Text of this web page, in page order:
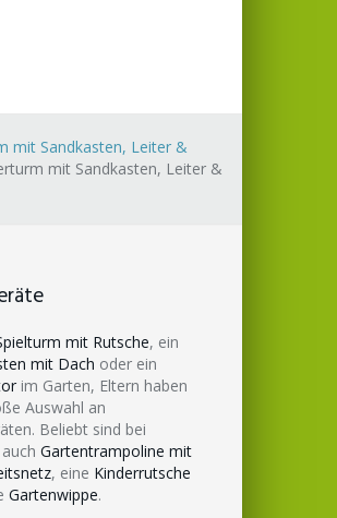
mit Sandkasten, Leiter &
mit Sandkasten, Leiter &
mit Rutsche, ein
mit Dach oder ein
im Garten, Eltern haben
Auswahl an
Beliebt sind bei
Gartentrampoline mit
, eine Kinderrutsche
Gartenwippe.